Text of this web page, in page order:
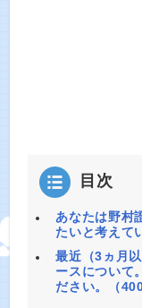
目次
あなたは野村
たいと考えて
最近（3ヵ月
ースについて
ださい。（